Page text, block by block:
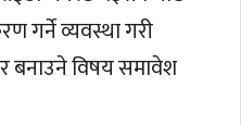
गर्ने व्यवस्था गरी
बनाउने विषय समावेश